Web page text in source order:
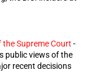
Supreme Court -
public views of the
recent decisions